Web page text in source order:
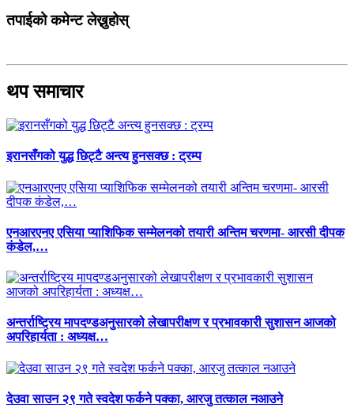
तपाईको कमेन्ट लेख्नुहोस्
थप समाचार
इरानसँगको युद्ध छिट्टै अन्त्य हुनसक्छ : ट्रम्प
एनआरएनए एसिया प्याशिफिक सम्मेलनको तयारी अन्तिम चरणमा- आरसी दीपक
कंडेल,…
अन्तर्राष्ट्रिय मापदण्डअनुसारको लेखापरीक्षण र प्रभावकारी सुशासन आजको
अपरिहार्यता : अध्यक्ष…
देउवा साउन २९ गते स्वदेश फर्कने पक्का, आरजु तत्काल नआउने